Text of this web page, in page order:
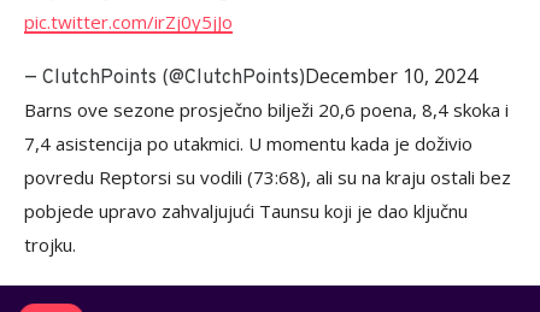
pic.twitter.com/irZj0y5jJo
— ClutchPoints (@ClutchPoints)December 10, 2024
Barns ove sezone prosječno bilježi 20,6 poena, 8,4 skoka i
7,4 asistencija po utakmici. U momentu kada je doživio
povredu Reptorsi su vodili (73:68), ali su na kraju ostali bez
pobjede upravo zahvaljujući Taunsu koji je dao ključnu
trojku.